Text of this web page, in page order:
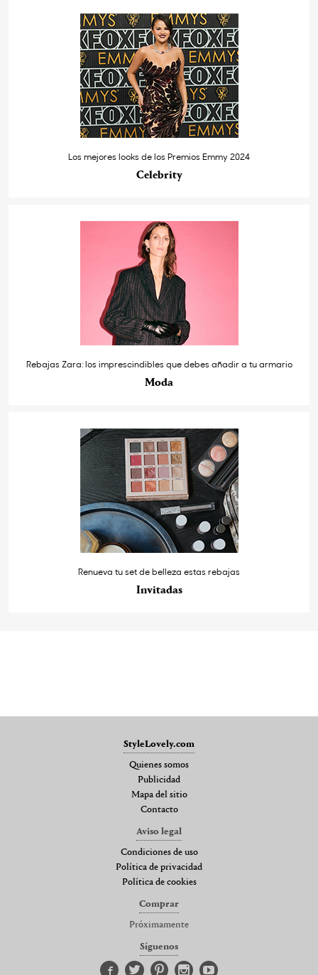
Los mejores looks de los Premios Emmy 2024
Celebrity
Rebajas Zara: los imprescindibles que debes añadir a tu armario
Moda
Renueva tu set de belleza estas rebajas
Invitadas
StyleLovely.com
Quienes somos
Publicidad
Mapa del sitio
Contacto
Aviso legal
Condiciones de uso
Política de privacidad
Política de cookies
Comprar
Próximamente
Síguenos